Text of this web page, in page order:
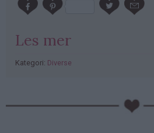
Les mer
Kategori: Diverse